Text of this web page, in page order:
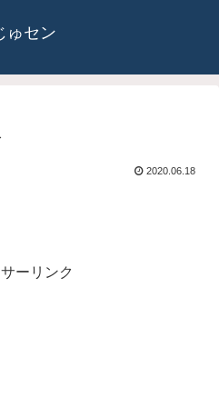
ゅセン
2020.06.18
ーリンク